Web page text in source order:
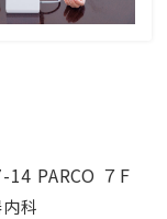
PARCO ７F
科